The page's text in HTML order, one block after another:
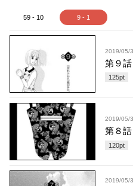
59 - 10 9 - 1
2019/05/
第９話
125pt
2019/05/
第８話
120pt
2019/05/